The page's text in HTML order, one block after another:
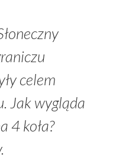
celem
Jak wygląda
4 koła?